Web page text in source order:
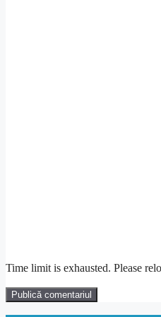
Time limit is exhausted. Please